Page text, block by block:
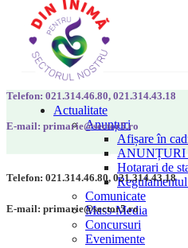
Actualitate
Anunțuri
Afișare în
ANUNȚURI
Hotarari de
Comunicate
Mass-Media
Concursuri
Evenimente
Telefon: 021.314.46.80, 021.314.43.18
E-mail: primarie@sector5.ro
Telefon: 021.314.46.80, 021.314.43.18
E-mail: primarie@sector5.ro